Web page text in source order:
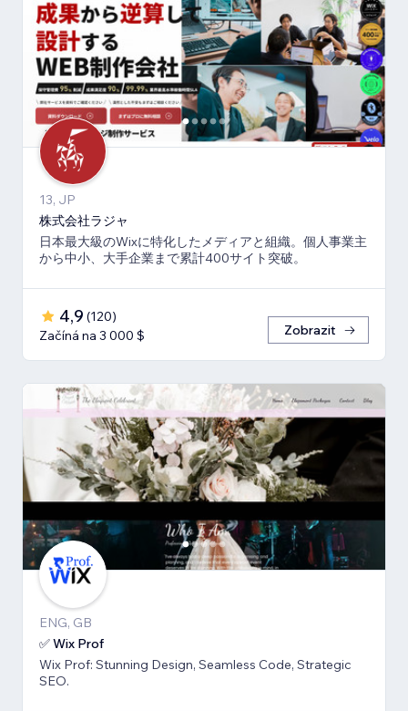
13, JP
株式会社ラジャ
日本最大級のWixに特化したメディアと組織。個人事業主
から中小、大手企業まで累計400サイト突破。
4,9 (120)
Začíná na 3 000 $
Zobrazit
ENG, GB
✅ Wix Prof
Wix Prof: Stunning Design, Seamless Code, Strategic
SEO.